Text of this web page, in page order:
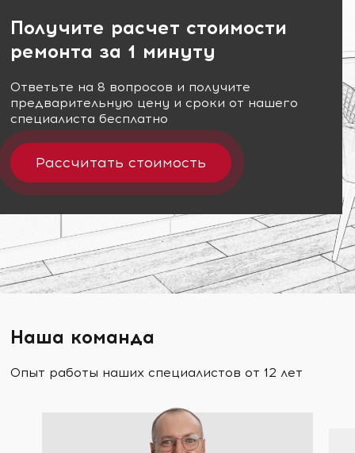
Получите расчет стоимости
ремонта за 1 минуту
Ответьте на 8 вопросов и получите
предварительную цену и сроки от нашего
специалиста бесплатно
Рассчитать стоимость
Наша команда
Опыт работы наших специалистов от 12 лет